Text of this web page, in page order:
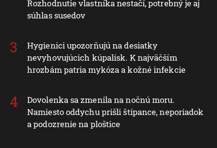
Rozhodnutie vlastníka nestačí, potrebný je aj
súhlas susedov
Hygienici upozorňujú na desiatky
nevyhovujúcich kúpalísk. K najväčším
hrozbám patria mykóza a kožné infekcie
Dovolenka sa zmenila na nočnú moru.
Namiesto oddychu prišli štípance, neporiadok
a podozrenie na ploštice